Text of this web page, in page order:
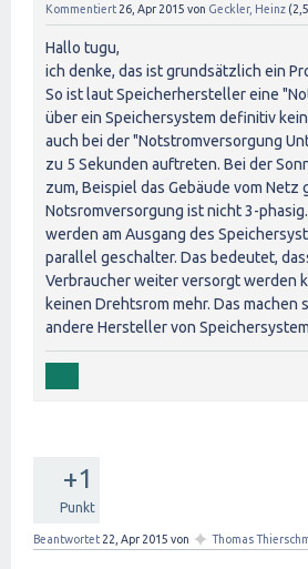
Kommentiert 26, Apr 2015 von Geckler, Heinz (
Hallo tugu,
ich denke, das ist grundsätzlich ein
So ist laut Speicherhersteller eine
über ein Speichersystem definitiv
auch bei der "Notstromversorgung
zu 5 Sekunden auftreten. Bei der
zum, Beispiel das Gebäude vom Netz
Notsromversorgung ist nicht 3-
werden am Ausgang des
parallel geschalter. Das bedeutet,
Verbraucher weiter versorgt werden
keinen Drehtsrom mehr. Das machen
andere Hersteller von
+1
Punkt
Beantwortet 22, Apr 2015 von ✦ Thomas